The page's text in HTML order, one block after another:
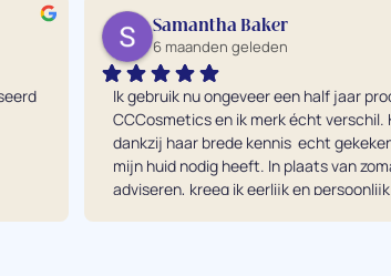
Samantha Baker
6 maanden geleden
Ik gebruik nu ongeveer een half jaar
CCCosmetics en ik merk écht verschil.
dankzij haar brede kennis  echt
mijn huid nodig heeft. In plaats van
adviseren, kreeg ik eerlijk en